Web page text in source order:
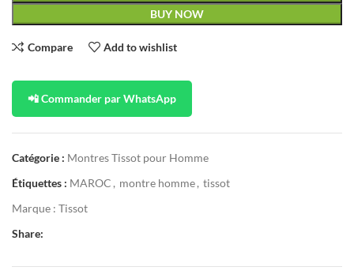
BUY NOW
Compare Add to wishlist
📲 Commander par WhatsApp
Catégorie : Montres Tissot pour Homme
Étiquettes : MAROC , montre homme, tissot
Marque : Tissot
Share: